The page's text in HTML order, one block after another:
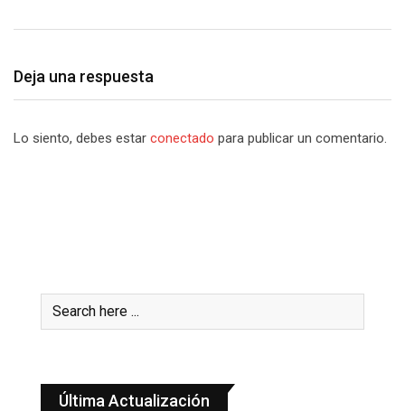
Deja una respuesta
Lo siento, debes estar conectado para publicar un comentario.
Última Actualización